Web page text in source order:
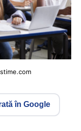
în Google